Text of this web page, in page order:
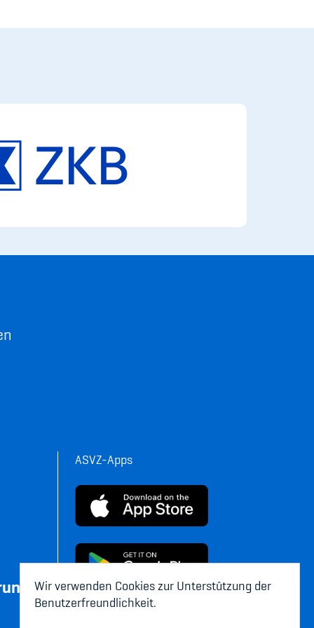
Wir verwenden Cookies zur Unterstützung der
Benutzerfreundlichkeit.
ASVZ-Apps